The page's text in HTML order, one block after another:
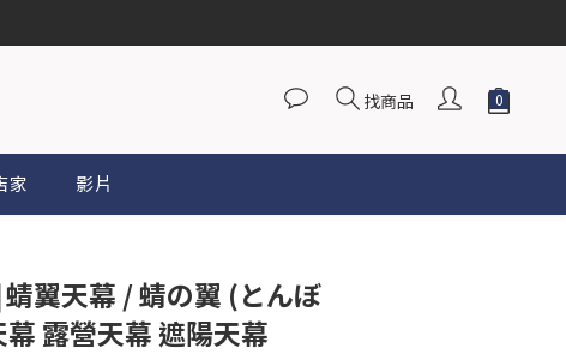
找商品
家 影片
翼天幕 / 蜻の翼 (とんぼ
露營天幕 遮陽天幕